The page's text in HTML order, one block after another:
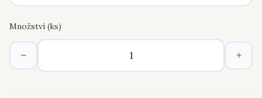
Množství (ks)
− +